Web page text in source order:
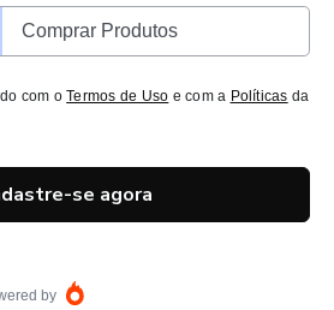
Comprar Produtos
com oTermos de Uso e com a Políticas da
se agora
by